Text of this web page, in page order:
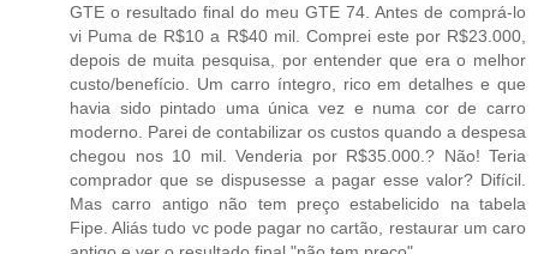
GTE o resultado final do meu GTE 74. Antes de comprá-lo
vi Puma de R$10 a R$40 mil. Comprei este por R$23.000,
depois de muita pesquisa, por entender que era o melhor
custo/benefício. Um carro íntegro, rico em detalhes e que
havia sido pintado uma única vez e numa cor de carro
moderno. Parei de contabilizar os custos quando a despesa
chegou nos 10 mil. Venderia por R$35.000.? Não! Teria
comprador que se dispusesse a pagar esse valor? Difícil.
Mas carro antigo não tem preço estabelicido na tabela
Fipe. Aliás tudo vc pode pagar no cartão, restaurar um caro